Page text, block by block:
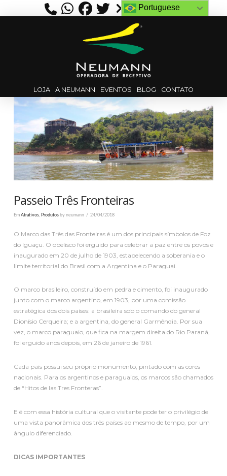
LOJA A NEUMANN EVENTOS BLOG CONTATO
Passeio Três Fronteiras
Em Atrativos, Produtosby neumann 24/04/2018
O Marco das Três das Fronteiras é um dos principais símbolos de Foz
do Iguaçu. O obelisco foi erguido para celebrar a paz entre os povos e
inaugurado em 20 de julho de 1903, estabelecendo a soberania e o
limite territorial do Brasil com a Argentina e o Paraguai.
O marco brasileiro, construído em pedra e cimento, foi inaugurado
junto com o marco argentino, em 1903, por uma comissão
estratégica dos dois países: a brasileira sob o comando do general
Dionísio Cerqueira; e a argentina, do general Garmêndia. Por sua
vez, o marco paraguaio, que fica na margem direita do Rio Paraná,
foi erguido anos depois, em 26 de janeiro de 1961.
Cada país possui seu próprio monumento, pintado com as cores
nacionais. Para os argentinos e paraguaios, os marcos são chamados
de “Hitos de las Tres Fronteras”.
E é com essa história cultural que o visitante pode ter o privilégio de
uma vista panorâmica dos três países ao mesmo de tempo, por um
ângulo diferenciado.
DICAS IMPORTANTES
Portuguese